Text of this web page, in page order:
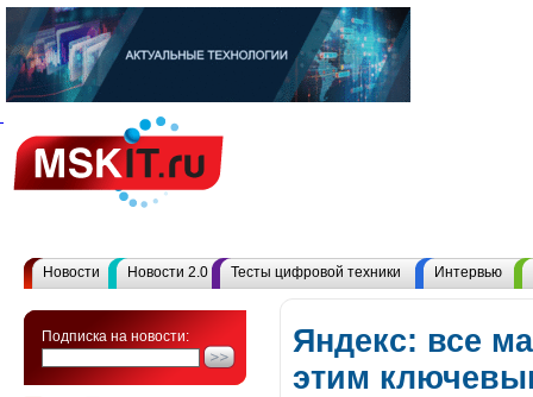
Новости Новости 2.0 Тесты цифровой техники Интервью
Подписка на новости:
Яндекс: все
этим